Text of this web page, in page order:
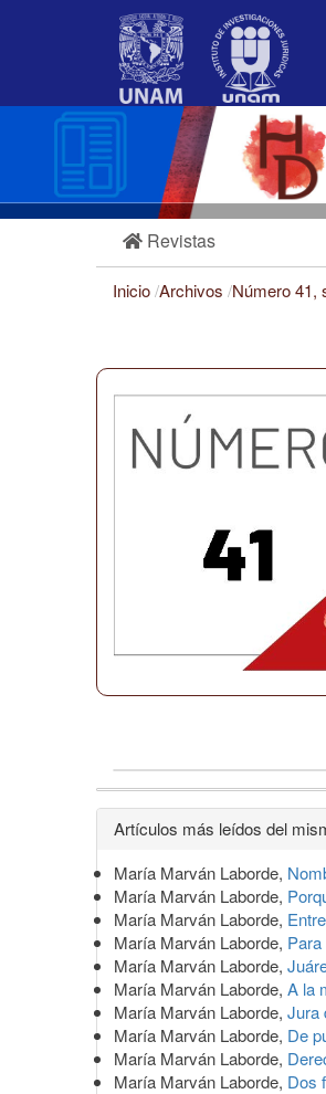
Barra
Revistas
Inicio/Archivos /Número 41,
Detalles
del
artículo
Artículos más leídos del
María Marván Laborde,
María Marván Laborde,
María Marván Laborde,
María Marván Laborde,
María Marván Laborde,
María Marván Laborde, A la
María Marván Laborde, Jura
María Marván Laborde, De
María Marván Laborde,
María Marván Laborde, Dos